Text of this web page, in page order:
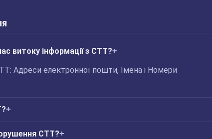
витоку інформації з CTT?
Адреси електронної пошти, Імена і Номери
CTT?